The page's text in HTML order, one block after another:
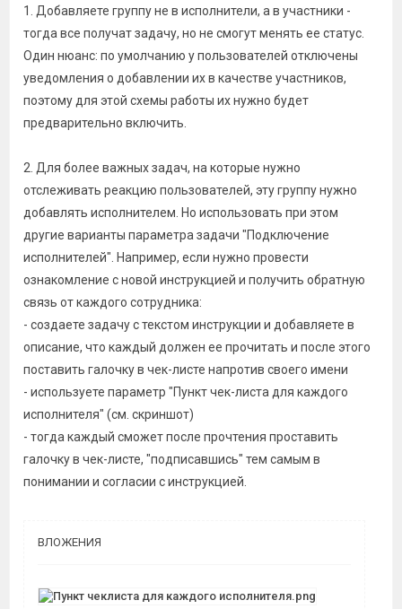
1. Добавляете группу не в исполнители, а в участники -
тогда все получат задачу, но не смогут менять ее статус.
Один нюанс: по умолчанию у пользователей отключены
уведомления о добавлении их в качестве участников,
поэтому для этой схемы работы их нужно будет
предварительно включить.
2. Для более важных задач, на которые нужно
отслеживать реакцию пользователей, эту группу нужно
добавлять исполнителем. Но использовать при этом
другие варианты параметра задачи "Подключение
исполнителей". Например, если нужно провести
ознакомление с новой инструкцией и получить обратную
связь от каждого сотрудника:
- создаете задачу с текстом инструкции и добавляете в
описание, что каждый должен ее прочитать и после этого
поставить галочку в чек-листе напротив своего имени
- используете параметр "Пункт чек-листа для каждого
исполнителя" (см. скриншот)
- тогда каждый сможет после прочтения проставить
галочку в чек-листе, "подписавшись" тем самым в
понимании и согласии с инструкцией.
ВЛОЖЕНИЯ